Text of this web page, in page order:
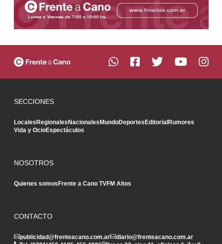
SECCIONES
LocalesRegionalesNacionalesMundoDeportesEditorialRumores
Vida y OcioEspectáculos
NOSOTROS
Quienes somosFrente a Cano TVFM Altos
CONTACTO
publicidad@frenteacano.com.ar
diario@frenteacano.com.ar